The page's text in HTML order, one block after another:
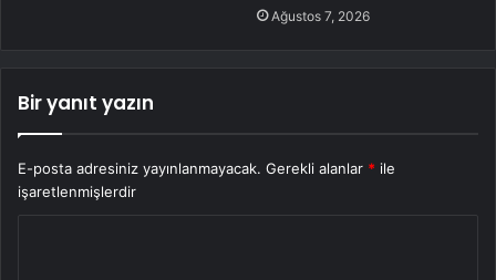
Ağustos 7, 2026
Bir yanıt yazın
E-posta adresiniz yayınlanmayacak. Gerekli alanlar * ile
işaretlenmişlerdir